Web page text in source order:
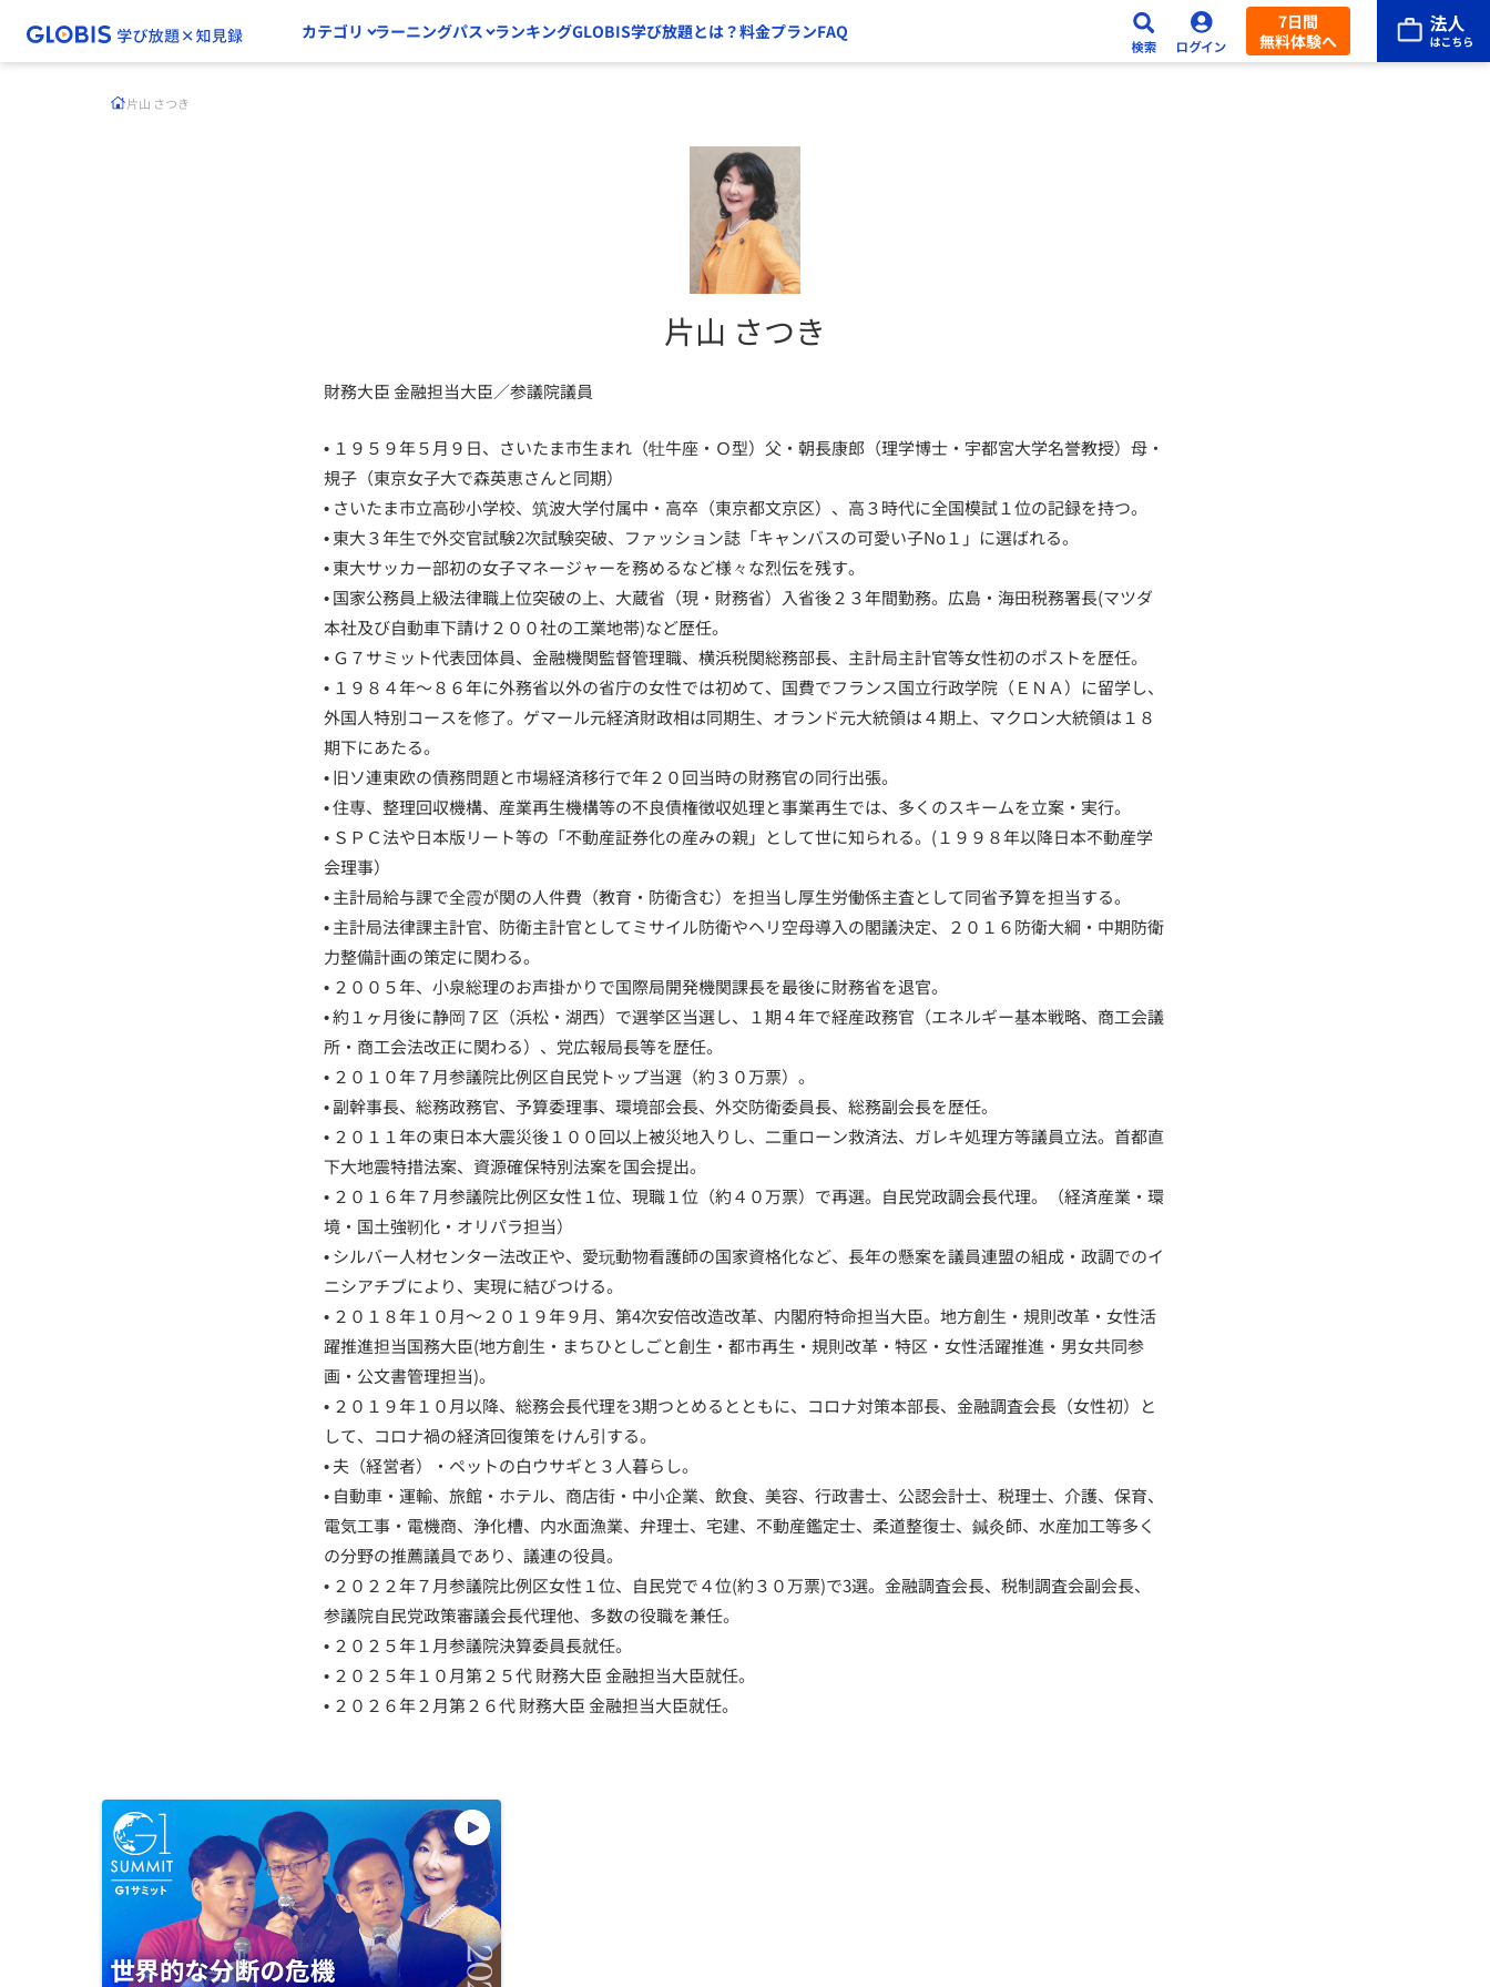
カテゴリ ラーニングパス ランキングGLOBIS学び放題とは？料金プランFAQ
7日間
無料体験へ
片山 さつき
片山 さつき
財務大臣 金融担当大臣／参議院議員
• １９５９年５月９日、さいたま市生まれ（牡牛座・Ｏ型）父・朝長康郎（理学博士・宇都宮大学名誉教授）母・
規子（東京女子大で森英恵さんと同期）
• さいたま市立高砂小学校、筑波大学付属中・高卒（東京都文京区）、高３時代に全国模試１位の記録を持つ。
• 東大３年生で外交官試験2次試験突破、ファッション誌「キャンバスの可愛い子No１」に選ばれる。
• 東大サッカー部初の女子マネージャーを務めるなど様々な烈伝を残す。
• 国家公務員上級法律職上位突破の上、大蔵省（現・財務省）入省後２３年間勤務。広島・海田税務署長(マツダ
本社及び自動車下請け２００社の工業地帯)など歴任。
• Ｇ７サミット代表団体員、金融機関監督管理職、横浜税関総務部長、主計局主計官等女性初のポストを歴任。
• １９８４年〜８６年に外務省以外の省庁の女性では初めて、国費でフランス国立行政学院（ＥＮＡ）に留学し、
外国人特別コースを修了。ゲマール元経済財政相は同期生、オランド元大統領は４期上、マクロン大統領は１８
期下にあたる。
• 旧ソ連東欧の債務問題と市場経済移行で年２０回当時の財務官の同行出張。
• 住専、整理回収機構、産業再生機構等の不良債権徴収処理と事業再生では、多くのスキームを立案・実行。
• ＳＰＣ法や日本版リート等の「不動産証券化の産みの親」として世に知られる。(１９９８年以降日本不動産学
会理事）
• 主計局給与課で全霞が関の人件費（教育・防衛含む）を担当し厚生労働係主査として同省予算を担当する。
• 主計局法律課主計官、防衛主計官としてミサイル防衛やヘリ空母導入の閣議決定、２０１６防衛大綱・中期防衛
力整備計画の策定に関わる。
• ２００５年、小泉総理のお声掛かりで国際局開発機関課長を最後に財務省を退官。
• 約１ヶ月後に静岡７区（浜松・湖西）で選挙区当選し、１期４年で経産政務官（エネルギー基本戦略、商工会議
所・商工会法改正に関わる）、党広報局長等を歴任。
• ２０１０年７月参議院比例区自民党トップ当選（約３０万票）。
• 副幹事長、総務政務官、予算委理事、環境部会長、外交防衛委員長、総務副会長を歴任。
• ２０１１年の東日本大震災後１００回以上被災地入りし、二重ローン救済法、ガレキ処理方等議員立法。首都直
下大地震特措法案、資源確保特別法案を国会提出。
• ２０１６年７月参議院比例区女性１位、現職１位（約４０万票）で再選。自民党政調会長代理。（経済産業・環
境・国土強靭化・オリパラ担当）
• シルバー人材センター法改正や、愛玩動物看護師の国家資格化など、長年の懸案を議員連盟の組成・政調でのイ
ニシアチブにより、実現に結びつける。
• ２０１８年１０月〜２０１９年９月、第4次安倍改造改革、内閣府特命担当大臣。地方創生・規則改革・女性活
躍推進担当国務大臣(地方創生・まちひとしごと創生・都市再生・規則改革・特区・女性活躍推進・男女共同参
画・公文書管理担当)。
• ２０１９年１０月以降、総務会長代理を3期つとめるとともに、コロナ対策本部長、金融調査会長（女性初）と
して、コロナ禍の経済回復策をけん引する。
• 夫（経営者）・ペットの白ウサギと３人暮らし。
• 自動車・運輸、旅館・ホテル、商店街・中小企業、飲食、美容、行政書士、公認会計士、税理士、介護、保育、
電気工事・電機商、浄化槽、内水面漁業、弁理士、宅建、不動産鑑定士、柔道整復士、鍼灸師、水産加工等多く
の分野の推薦議員であり、議連の役員。
• ２０２２年７月参議院比例区女性１位、自民党で４位(約３０万票)で3選。金融調査会長、税制調査会副会長、
参議院自民党政策審議会長代理他、多数の役職を兼任。
• ２０２５年１月参議院決算委員長就任。
• ２０２５年１０月第２５代 財務大臣 金融担当大臣就任。
• ２０２６年２月第２６代 財務大臣 金融担当大臣就任。